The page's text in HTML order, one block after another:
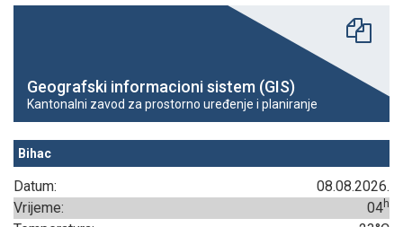
Geografski informacioni sistem (GIS)
Kantonalni zavod za prostorno uređenje i planiranje
Bihac
Datum:
08.08.2026.
Vrijeme:
04h